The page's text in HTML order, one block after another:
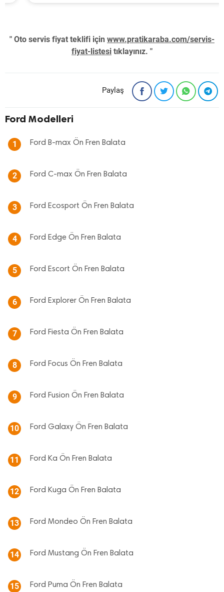
" Oto servis fiyat teklifi için www.pratikaraba.com/servis-
fiyat-listesi tıklayınız. "
Paylaş
Ford Modelleri
1 Ford B-max Ön Fren Balata
2 Ford C-max Ön Fren Balata
3 Ford Ecosport Ön Fren Balata
4 Ford Edge Ön Fren Balata
5 Ford Escort Ön Fren Balata
6 Ford Explorer Ön Fren Balata
7 Ford Fiesta Ön Fren Balata
8 Ford Focus Ön Fren Balata
9 Ford Fusion Ön Fren Balata
10 Ford Galaxy Ön Fren Balata
11 Ford Ka Ön Fren Balata
12 Ford Kuga Ön Fren Balata
13 Ford Mondeo Ön Fren Balata
14 Ford Mustang Ön Fren Balata
15 Ford Puma Ön Fren Balata